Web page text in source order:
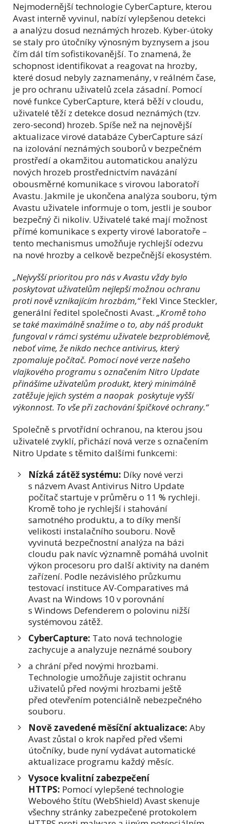
Nejmodernější technologie CyberCapture, kterou
Avast interně vyvinul, nabízí vylepšenou detekci
a analýzu dosud neznámých hrozeb. Kyber-útoky
se staly pro útočníky výnosným byznysem a jsou
čím dál tím sofistikovanější. To znamená, že
schopnost identifikovat a reagovat na hrozby,
které dosud nebyly zaznamenány, v reálném čase,
je pro ochranu uživatelů zcela zásadní. Pomocí
nové funkce CyberCapture, která běží v cloudu,
uživatelé těží z detekce dosud neznámých (tzv.
zero-second) hrozeb. Spíše než na nejnovější
aktualizace virové databáze CyberCapture sází
na izolování neznámých souborů v bezpečném
prostředí a okamžitou automatickou analýzu
nových hrozeb prostřednictvím navázání
obousměrné komunikace s virovou laboratoří
Avastu. Jakmile je ukončena analýza souboru, tým
Avastu uživatele informuje o tom, jestli je soubor
bezpečný či nikoliv. Uživatelé také mají možnost
přímé komunikace s experty virové laboratoře –
tento mechanismus umožňuje rychlejší odezvu
na nové hrozby a celkově bezpečnější ekosystém.
„Nejvyšší prioritou pro nás v Avastu vždy bylo
poskytovat uživatelům nejlepší možnou ochranu
proti nově vznikajícím hrozbám,“řekl Vince Steckler,
generální ředitel společnosti Avast. „Kromě toho
se také maximálně snažíme o to, aby náš produkt
fungoval v rámci systému uživatele bezproblémově,
neboť víme, že nikdo nechce antivirus, který
zpomaluje počítač. Pomocí nové verze našeho
vlajkového programu s označením Nitro Update
přinášíme uživatelům produkt, který minimálně
zatěžuje jejich systém a naopak poskytuje vyšší
výkonnost. To vše při zachování špičkové ochrany.“
Společně s prvotřídní ochranou, na kterou jsou
uživatelé zvyklí, přichází nová verze s označením
Nitro Update s těmito dalšími funkcemi:
Nízká zátěž systému: Díky nové verzi
s názvem Avast Antivirus Nitro Update
počítač startuje v průměru o 11 % rychleji.
Kromě toho je rychlejší i stahování
samotného produktu, a to díky menší
velikosti instalačního souboru. Nově
vyvinutá bezpečnostní analýza na bázi
cloudu pak navíc významně pomáhá uvolnit
výkon procesoru pro další aktivity na daném
zařízení. Podle nezávislého průzkumu
testovací instituce AV-Comparatives má
Avast na Windows 10 v porovnání
s Windows Defenderem o polovinu nižší
systémovou zátěž.
CyberCapture: Tato nová technologie
zachycuje a analyzuje neznámé soubory
a chrání před novými hrozbami.
Technologie umožňuje zajistit ochranu
uživatelů před novými hrozbami ještě
před otevřením potenciálně nebezpečného
souboru.
Nově zavedené měsíční aktualizace: Aby
Avast zůstal o krok napřed před všemi
útočníky, bude nyní vydávat automatické
aktualizace programu každý měsíc.
Vysoce kvalitní zabezpečení
HTTPS: Pomocí vylepšené technologie
Webového štítu (WebShield) Avast skenuje
všechny stránky zabezpečené protokolem